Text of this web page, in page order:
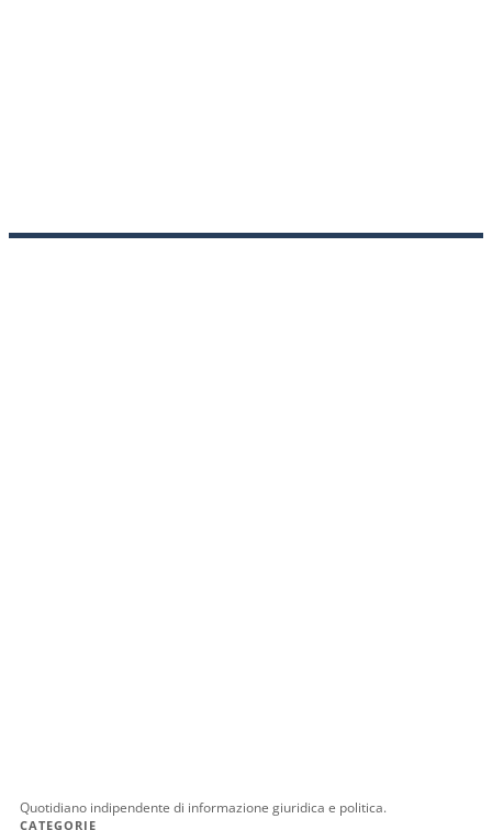
Quotidiano indipendente di informazione giuridica e politica.
CATEGORIE